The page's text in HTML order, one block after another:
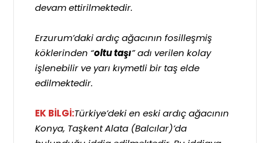
devam ettirilmektedir.
Erzurum’daki ardıç ağacının fosilleşmiş
köklerinden “oltu taşı” adı verilen kolay
işlenebilir ve yarı kıymetli bir taş elde
edilmektedir.
EK BİLGİ:Türkiye’deki en eski ardıç ağacının
Konya, Taşkent Alata (Balcılar)’da